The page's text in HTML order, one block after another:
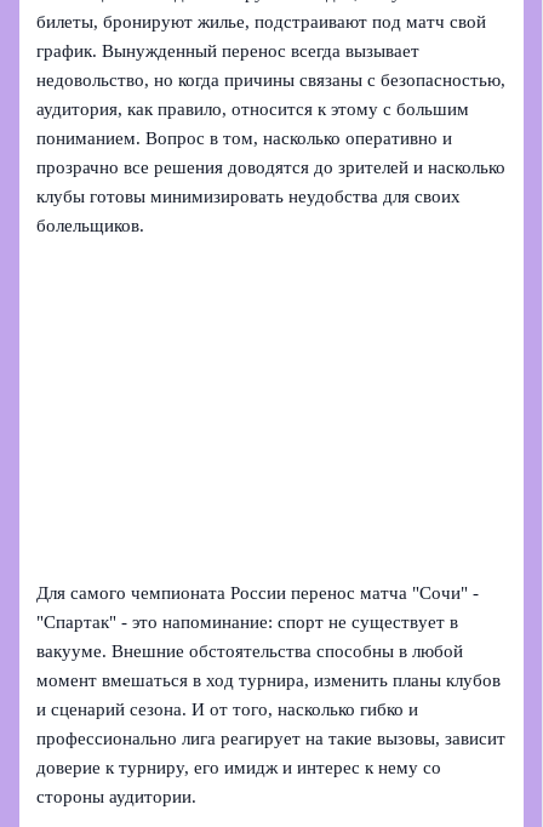
билеты, бронируют жилье, подстраивают под матч свой
график. Вынужденный перенос всегда вызывает
недовольство, но когда причины связаны с безопасностью,
аудитория, как правило, относится к этому с большим
пониманием. Вопрос в том, насколько оперативно и
прозрачно все решения доводятся до зрителей и насколько
клубы готовы минимизировать неудобства для своих
болельщиков.
Для самого чемпионата России перенос матча "Сочи" -
"Спартак" - это напоминание: спорт не существует в
вакууме. Внешние обстоятельства способны в любой
момент вмешаться в ход турнира, изменить планы клубов
и сценарий сезона. И от того, насколько гибко и
профессионально лига реагирует на такие вызовы, зависит
доверие к турниру, его имидж и интерес к нему со
стороны аудитории.